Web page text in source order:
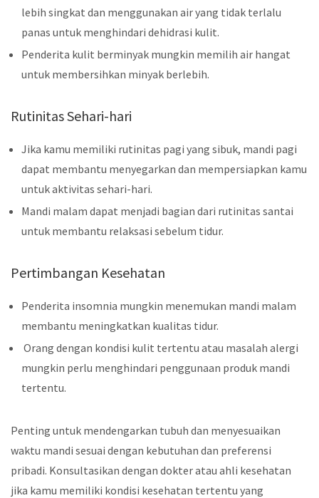
lebih singkat dan menggunakan air yang tidak terlalu
panas untuk menghindari dehidrasi kulit.
Penderita kulit berminyak mungkin memilih air hangat
untuk membersihkan minyak berlebih.
Rutinitas Sehari-hari
Jika kamu memiliki rutinitas pagi yang sibuk, mandi pagi
dapat membantu menyegarkan dan mempersiapkan kamu
untuk aktivitas sehari-hari.
Mandi malam dapat menjadi bagian dari rutinitas santai
untuk membantu relaksasi sebelum tidur.
Pertimbangan Kesehatan
Penderita insomnia mungkin menemukan mandi malam
membantu meningkatkan kualitas tidur.
Orang dengan kondisi kulit tertentu atau masalah alergi
mungkin perlu menghindari penggunaan produk mandi
tertentu.
Penting untuk mendengarkan tubuh dan menyesuaikan
waktu mandi sesuai dengan kebutuhan dan preferensi
pribadi. Konsultasikan dengan dokter atau ahli kesehatan
jika kamu memiliki kondisi kesehatan tertentu yang